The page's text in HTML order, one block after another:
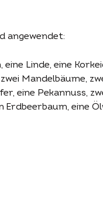
angewendet:
Linde, eine
Mandelbäume,
eine Pekannuss,
eine